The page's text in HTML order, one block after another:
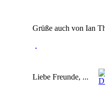
Grüße auch von Ian
Liebe Freunde, ...